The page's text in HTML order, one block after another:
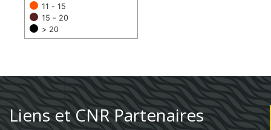
11 - 15
15 - 20
> 20
Liens et CNR Partenaires